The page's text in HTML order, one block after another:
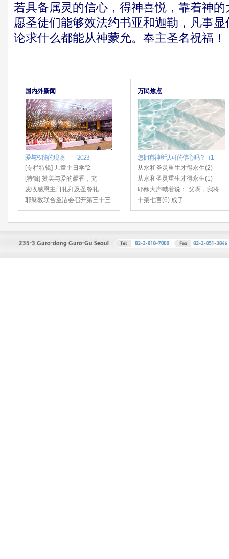
若具备属灵的信心，得神喜悦，靠着神
愿圣徒们能够效法约书亚和迦勒，凡事
论求什么都能从神蒙允。奉主圣名祝福！
国内外新闻
爱与权能的现场——“2023
[专栏特辑] 儿童主日学“2
[特辑] 赞美与爱的馨香，充
麦收感恩主日礼拜及圣餐礼
耶稣教联合圣洁会召开第三十三
万民焦点
您拥有神所认可的信心吗？（1
从水和圣灵重生才得永生(2)
从水和圣灵重生才得永生(1)
耶稣大声喊着说：“父啊，我将
十架七言(6) 成了